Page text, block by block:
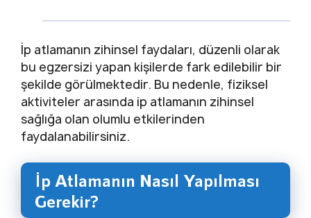
İp atlamanın zihinsel faydaları, düzenli olarak
bu egzersizi yapan kişilerde fark edilebilir bir
şekilde görülmektedir. Bu nedenle, fiziksel
aktiviteler arasında ip atlamanın zihinsel
sağlığa olan olumlu etkilerinden
faydalanabilirsiniz.
İp Atlamanın Nasıl Yapılması
Gerekir?